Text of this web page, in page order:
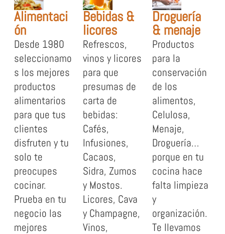
Alimentaci
ón
Desde 1980
seleccionamo
s los mejores
productos
alimentarios
para que tus
clientes
disfruten y tu
solo te
preocupes
cocinar.
Prueba en tu
negocio las
mejores
Bebidas &
licores
Refrescos,
vinos y licores
para que
presumas de
carta de
bebidas:
Cafés,
Infusiones,
Cacaos,
Sidra, Zumos
y Mostos.
Licores, Cava
y Champagne,
Vinos,
Droguería
& menaje
Productos
para la
conservación
de los
alimentos,
Celulosa,
Menaje,
Droguería…
porque en tu
cocina hace
falta limpieza
y
organización.
Te llevamos